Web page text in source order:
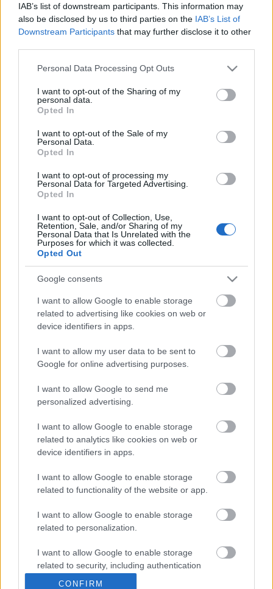
IAB’s list of downstream participants. This information may
also be disclosed by us to third parties on the IAB’s List of
Downstream Participants that may further disclose it to other
Please note that this website/app uses one or more Google
not limited to your visit or usage behaviour. You may click to
grant or deny consent to Google and its third-party tags to
use your data for below specified purposes in below Google
consent section.
Personal Data Processing Opt Outs
I want to opt-out of the Sharing of my
personal data.
Opted In
I want to opt-out of the Sale of my
Personal Data.
Opted In
I want to opt-out of processing my
Personal Data for Targeted Advertising.
Opted In
I want to opt-out of Collection, Use,
Retention, Sale, and/or Sharing of my
Personal Data that Is Unrelated with the
Purposes for which it was collected.
Opted Out
Google consents
I want to allow Google to enable storage
related to advertising like cookies on web or
device identifiers in apps.
I want to allow my user data to be sent to
Google for online advertising purposes.
I want to allow Google to send me
personalized advertising.
I want to allow Google to enable storage
related to analytics like cookies on web or
device identifiers in apps.
I want to allow Google to enable storage
related to functionality of the website or app.
I want to allow Google to enable storage
related to personalization.
I want to allow Google to enable storage
related to security, including authentication
CONFIRM
Aktuális
Paks II.: Mit jelent az 5. blokk új
árnyékában?
másodfokúra csökken a riasztás
HIRDETÉS
Paks II.: Mit jelent az 5. blokk új
mérföldköve a felülvizsgálat
árnyékában?
Fontos a postaládákba költöző
széncinegék védelme
Látlelet a hazai víziközművekről?
Egyetlen, fél évszázados vezetéken
múlt Bicske vízellátása
KIEMELT